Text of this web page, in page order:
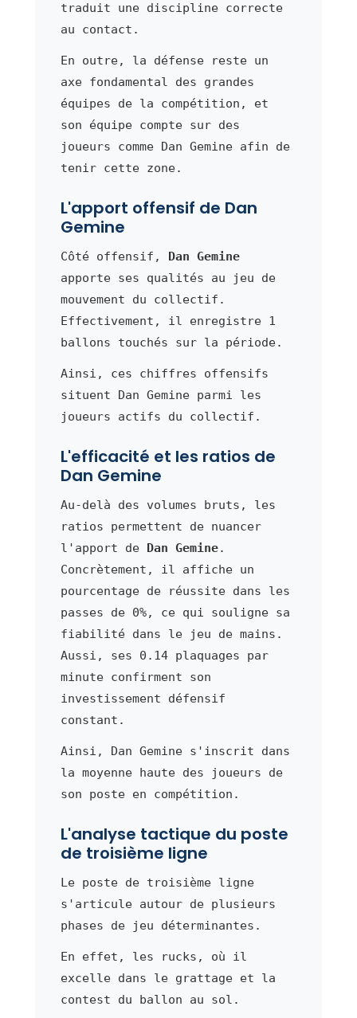
traduit une discipline correcte
au contact.
En outre, la défense reste un
axe fondamental des grandes
équipes de la compétition, et
son équipe compte sur des
joueurs comme Dan Gemine afin de
tenir cette zone.
L'apport offensif de Dan
Gemine
Côté offensif,
Dan Gemine
apporte ses qualités au jeu de
mouvement du collectif.
Effectivement, il enregistre 1
ballons touchés sur la période.
Ainsi, ces chiffres offensifs
situent Dan Gemine parmi les
joueurs actifs du collectif.
L'efficacité et les ratios de
Dan Gemine
Au-delà des volumes bruts, les
ratios permettent de nuancer
l'apport de
Dan Gemine.
Concrètement, il affiche un
pourcentage de réussite dans les
passes de 0%, ce qui souligne sa
fiabilité dans le jeu de mains.
Aussi, ses 0.14 plaquages par
minute confirment son
investissement défensif
constant.
Ainsi, Dan Gemine s'inscrit dans
la moyenne haute des joueurs de
son poste en compétition.
L'analyse tactique du poste
de troisième ligne
Le poste de troisième ligne
s'articule autour de plusieurs
phases de jeu déterminantes.
En effet, les rucks, où il
excelle dans le grattage et la
contest du ballon au sol.